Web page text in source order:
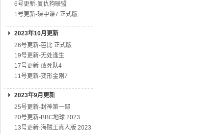
6号更新-复仇狗联盟
1号更新-碟中谍7 正式版
2023年10月更新
26号更新-芭比 正式版
19号更新-无处逢生
17号更新-敢死队4
11号更新-变形金刚7
2023年9月更新
25号更新-封神第一部
20号更新-BBC地球 2023
13号更新-海贼王真人版 2023